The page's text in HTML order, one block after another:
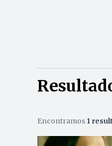
Encontramos 1